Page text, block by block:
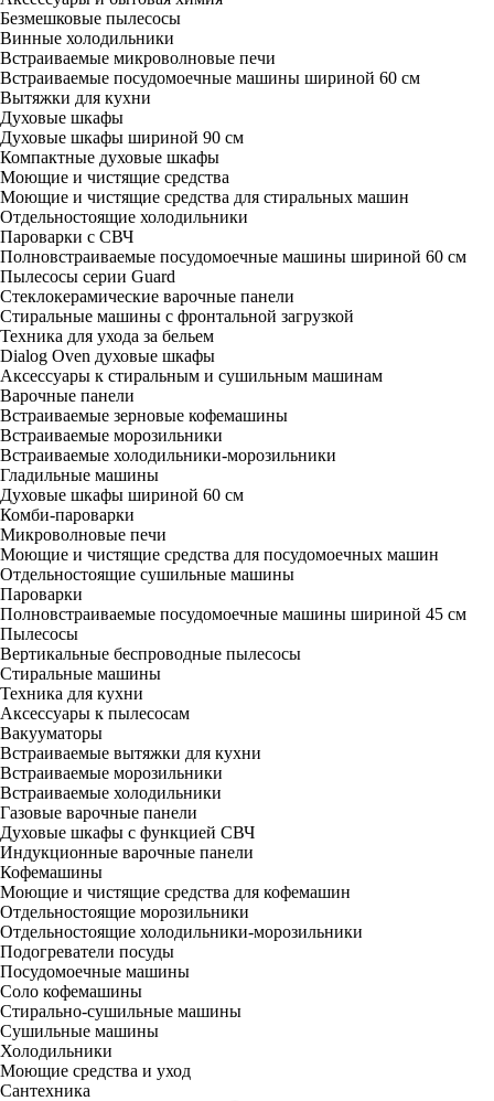
Безмешковые пылесосы
Винные холодильники
Встраиваемые микроволновые печи
Встраиваемые посудомоечные машины шириной 60 см
Вытяжки для кухни
Духовые шкафы
Духовые шкафы шириной 90 см
Компактные духовые шкафы
Моющие и чистящие средства
Моющие и чистящие средства для стиральных машин
Отдельностоящие холодильники
Пароварки с СВЧ
Полновстраиваемые посудомоечные машины шириной 60 см
Пылесосы серии Guard
Стеклокерамические варочные панели
Стиральные машины с фронтальной загрузкой
Техника для ухода за бельем
Dialog Oven духовые шкафы
Аксессуары к стиральным и сушильным машинам
Варочные панели
Встраиваемые зерновые кофемашины
Встраиваемые морозильники
Встраиваемые холодильники-морозильники
Гладильные машины
Духовые шкафы шириной 60 см
Комби-пароварки
Микроволновые печи
Моющие и чистящие средства для посудомоечных машин
Отдельностоящие сушильные машины
Пароварки
Полновстраиваемые посудомоечные машины шириной 45 см
Пылесосы
Вертикальные беспроводные пылесосы
Стиральные машины
Техника для кухни
Аксессуары к пылесосам
Вакууматоры
Встраиваемые вытяжки для кухни
Встраиваемые морозильники
Встраиваемые холодильники
Газовые варочные панели
Духовые шкафы с функцией СВЧ
Индукционные варочные панели
Кофемашины
Моющие и чистящие средства для кофемашин
Отдельностоящие морозильники
Отдельностоящие холодильники-морозильники
Подогреватели посуды
Посудомоечные машины
Соло кофемашины
Стирально-сушильные машины
Сушильные машины
Холодильники
Моющие средства и уход
Сантехника